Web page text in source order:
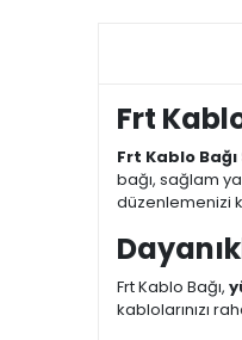
Frt
Frt Kablo
bağı, sağlam
düzenlemenizi
Frt Kablo Bağı,
kablolarınızı